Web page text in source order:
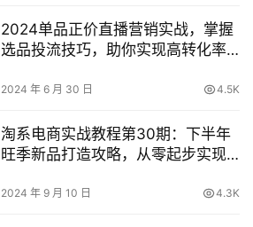
2024单品正价直播营销实战，掌握
选品投流技巧，助你实现高转化率
2024 年 6 月 30 日 4.5K
淘系电商实战教程第30期：下半年
旺季新品打造攻略，从零起步实现
2024 年 9 月 10 日 4.3K